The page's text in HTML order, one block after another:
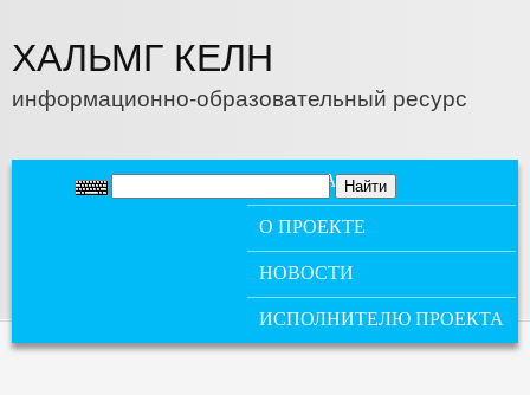
ХАЛЬМГ КЕЛН
информационно-образовательный ресурс
ГЛАВНОЕ МЕНЮ
ГЛАВНАЯ
О ПРОЕКТЕ
НОВОСТИ
ИСПОЛНИТЕЛЮ ПРОЕКТА